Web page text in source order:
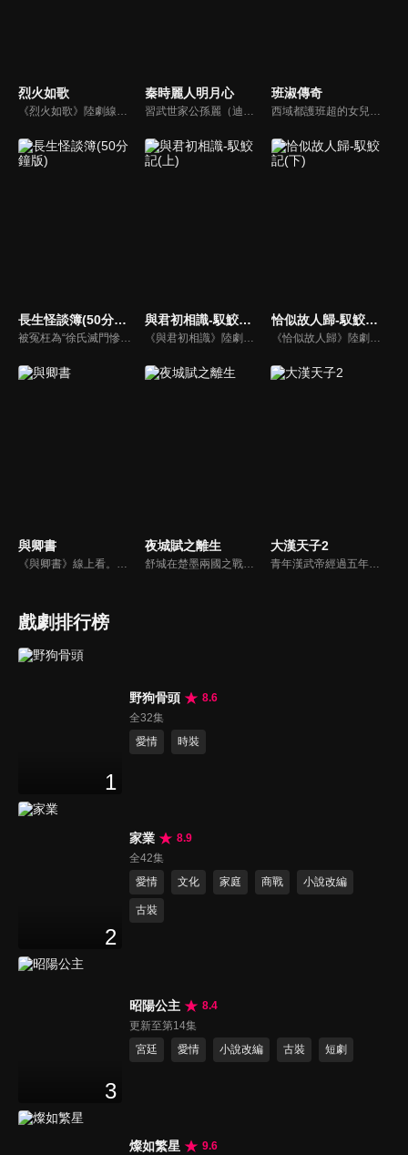
烈火如歌
《烈火如歌》陸劇線上看。講述烈火山莊的繼承人烈如歌（迪麗熱巴），與在她生命中的三個男人：風華絕代的銀雪（周渝民）、幽藍孤傲的戰楓（張彬彬）、寧靜溫柔的玉自寒，因十九年前江湖上的塵封往事而一同捲入恩怨漩渦，展開一段愛恨燃情，驚心動魄，糾結虐心的奇戀故事。
秦時麗人明月心
習武世家公孫麗（迪麗熱巴）自小跟隨爺爺習武，偶遇少年嬴政（張彬彬）遭人欺負將其救下，嬴政感念在心。戰國紛亂，公孫麗與二師兄相戀並懷孕，戰亂逃難中二師兄中毒受傷。為換解藥，公孫麗嫁給嬴政成為麗姬，嬴政謊稱孩子是自己的，麗姬深受感動，並愛上了他。但此時大師兄潛入宮中，一場風波將來到。
班淑傳奇
西域都護班超的女兒班淑自小和父母失散，獨自在草原長大。開朗的她對中原詩書半通不通，總是在學堂上鬧笑話，但她別出心裁的改革卻讓學堂氣氛為之一新。在教學過程中，班淑愛上宮學少傅--衛英，正當他們之間感情漸濃的時，班淑的師姐卻意外歸來...
長生怪談簿(50分鐘版) 與君初相識-馭鮫記(上) 恰似故人歸-馭鮫記(下)
與卿書
《與卿書》線上看。姚州都督左經綸在上任途中誤入與世隔絕的村落—桃花塢，這裡有一個奇特的習俗，女子只有談過戀愛才算成年，左經綸突然出現在柳卿卿的「阿羅風」上任儀式，被族人認定為天意，強行留下左經綸在桃花塢……
夜城賦之離生
舒城在楚墨兩國之戰中落敗，並成為了墨國五皇女莫茴的魂器。失去自我意識的舒城跟隨姐姐莫茹回到墨國，面對失而復得的妹妹，莫茹欣喜又憂慮。為了保護親人和國家她棄醫從戎，甚至為了保護莫茴不惜被砍掉一條手臂，然而這一切都阻擋不了局勢的動盪不安...
大漢天子2
青年漢武帝經過五年執政，平息後宮勢力、抗拒外患入侵、粉碎政變陰謀，坐穩了皇帝寶座，正是開展雄才大略之時。能臣汲黯受到賞識，並引薦另一位奇才主父偃，漢武帝視其張固再世，委以重任。國力強盛使漢武帝屢屢北伐外族，只是規模巨大的戰爭使漢室逐漸捉襟見肘，諸侯勢力蠢蠢欲動。
戲劇排行榜
1
野狗骨頭
8.6
全32集
愛情
時裝
2
家業
8.9
全42集
愛情
文化 家庭 商戰 小說改編
古裝
3
昭陽公主
8.4
更新至第14集
宮廷
愛情 小說改編 古裝 短劇
燦如繁星
9.6